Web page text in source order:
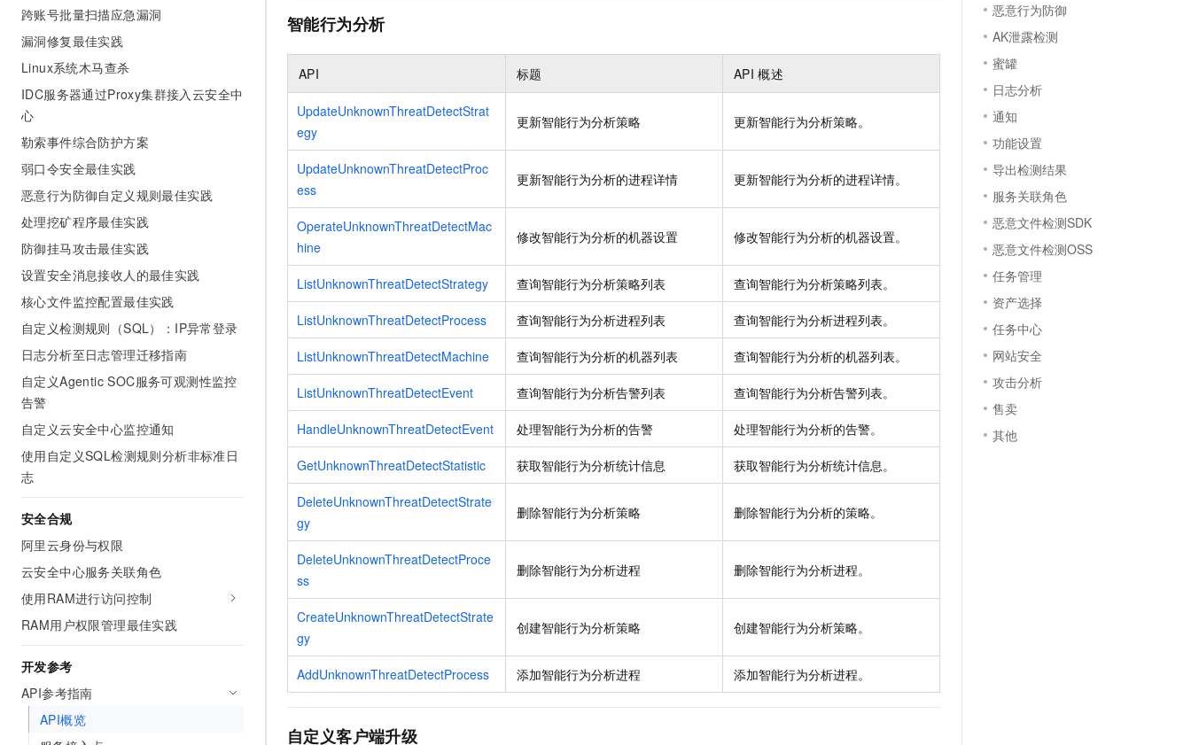
跨账号批量扫描应急漏洞
漏洞修复最佳实践
Linux系统木马查杀
IDC服务器通过Proxy集群接入云安全中
心
勒索事件综合防护方案
弱口令安全最佳实践
恶意行为防御自定义规则最佳实践
处理挖矿程序最佳实践
防御挂马攻击最佳实践
设置安全消息接收人的最佳实践
核心文件监控配置最佳实践
自定义检测规则（SQL）：IP异常登录
日志分析至日志管理迁移指南
自定义Agentic SOC服务可观测性监控
告警
自定义云安全中心监控通知
使用自定义SQL检测规则分析非标准日
志
安全合规
阿里云身份与权限
云安全中心服务关联角色
使用RAM进行访问控制
RAM用户权限管理最佳实践
开发参考
API参考指南
API概览
智能行为分析
API 标题 API 概述
UpdateUnknownThreatDetectStrat
egy
更新智能行为分析策略 更新智能行为分析策略。
UpdateUnknownThreatDetectProc
ess
更新智能行为分析的进程详情 更新智能行为分析的进程详情。
OperateUnknownThreatDetectMac
hine
修改智能行为分析的机器设置 修改智能行为分析的机器设置。
ListUnknownThreatDetectStrategy 查询智能行为分析策略列表 查询智能行为分析策略列表。
ListUnknownThreatDetectProcess 查询智能行为分析进程列表 查询智能行为分析进程列表。
ListUnknownThreatDetectMachine 查询智能行为分析的机器列表 查询智能行为分析的机器列表。
ListUnknownThreatDetectEvent 查询智能行为分析告警列表 查询智能行为分析告警列表。
HandleUnknownThreatDetectEvent 处理智能行为分析的告警 处理智能行为分析的告警。
GetUnknownThreatDetectStatistic 获取智能行为分析统计信息 获取智能行为分析统计信息。
DeleteUnknownThreatDetectStrate
gy
删除智能行为分析策略 删除智能行为分析的策略。
DeleteUnknownThreatDetectProce
ss
删除智能行为分析进程 删除智能行为分析进程。
CreateUnknownThreatDetectStrate
gy
创建智能行为分析策略 创建智能行为分析策略。
AddUnknownThreatDetectProcess 添加智能行为分析进程 添加智能行为分析进程。
自定义客户端升级
恶意行为防御
AK泄露检测
蜜罐
日志分析
通知
功能设置
导出检测结果
服务关联角色
恶意文件检测SDK
恶意文件检测OSS
任务管理
资产选择
任务中心
网站安全
攻击分析
售卖
其他